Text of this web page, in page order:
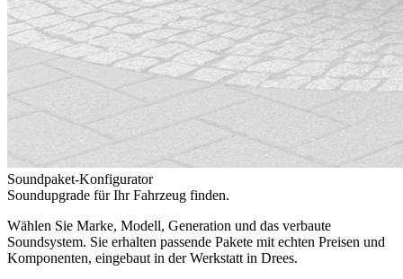
Soundpaket-Konfigurator
Soundupgrade für Ihr Fahrzeug finden.
Wählen Sie Marke, Modell, Generation und das verbaute
Soundsystem. Sie erhalten passende Pakete mit echten Preisen und
Komponenten, eingebaut in der Werkstatt in Drees.